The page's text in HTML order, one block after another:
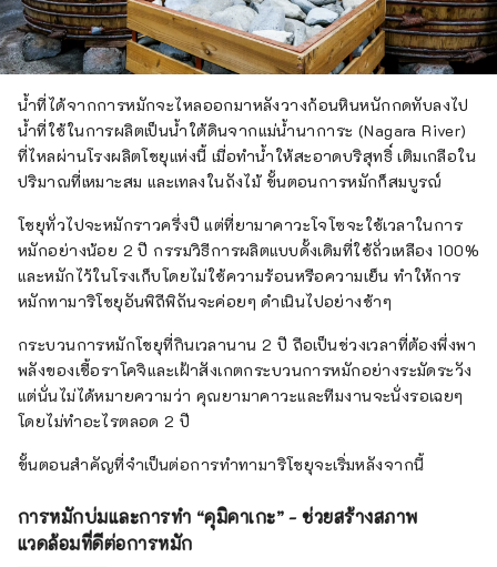
น้ำที่ได้จากการหมักจะไหลออกมาหลังวางก้อนหินหนักกดทับลงไป
น้ำที่ใช้ในการผลิตเป็นน้ำใต้ดินจากแม่น้ำนาการะ (Nagara River)
ที่ไหลผ่านโรงผลิตโชยุแห่งนี้ เมื่อทำน้ำให้สะอาดบริสุทธิ์ เติมเกลือใน
ปริมาณที่เหมาะสม และเทลงในถังไม้ ขั้นตอนการหมักก็สมบูรณ์
โชยุทั่วไปจะหมักราวครึ่งปี แต่ที่ยามาคาวะโจโซจะใช้เวลาในการ
หมักอย่างน้อย 2 ปี กรรมวิธีการผลิตแบบดั้งเดิมที่ใช้ถั่วเหลือง 100%
และหมักไว้ในโรงเก็บโดยไม่ใช้ความร้อนหรือความเย็น ทำให้การ
หมักทามาริโชยุอันพิถีพิถันจะค่อยๆ ดำเนินไปอย่างช้าๆ
กระบวนการหมักโชยุที่กินเวลานาน 2 ปี ถือเป็นช่วงเวลาที่ต้องพึ่งพา
พลังของเชื้อราโคจิและเฝ้าสังเกตกระบวนการหมักอย่างระมัดระวัง
แต่นั่นไม่ได้หมายความว่า คุณยามาคาวะและทีมงานจะนั่งรอเฉยๆ
โดยไม่ทำอะไรตลอด 2 ปี
ขั้นตอนสำคัญที่จำเป็นต่อการทำทามาริโชยุจะเริ่มหลังจากนี้
การหมักบ่มและการทำ “คุมิคาเกะ” - ช่วยสร้างสภาพ
แวดล้อมที่ดีต่อการหมัก